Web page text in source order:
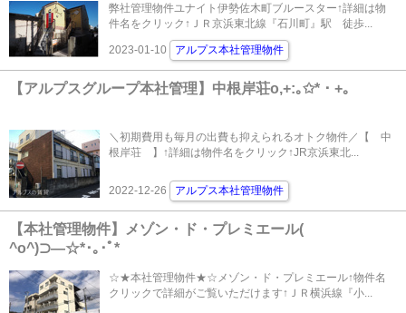
弊社管理物件ユナイト伊勢佐木町ブルースター↑詳細は物
件名をクリック↑ＪＲ京浜東北線『石川町』駅 徒歩...
2023-01-10 アルプス本社管理物件
【アルプスグループ本社管理】中根岸荘o,+:｡✩*・+｡
＼初期費用も毎月の出費も抑えられるオトク物件／【 中
根岸荘 】↑詳細は物件名をクリック↑JR京浜東北...
2022-12-26 アルプス本社管理物件
【本社管理物件】メゾン・ド・プレミエール(
^o^)⊃―☆*･｡･ﾟ*
☆★本社管理物件★☆メゾン・ド・プレミエール↑物件名
クリックで詳細がご覧いただけます↑ＪＲ横浜線『小...